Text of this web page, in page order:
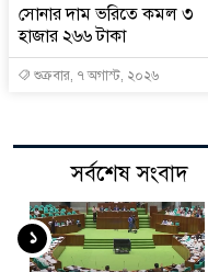
সোনার দাম ভরিতে কমল ৩
হাজার ২৬৬ টাকা
শুক্রবার, ৭ অগাস্ট, ২০২৬
সর্বশেষ সংবাদ
১